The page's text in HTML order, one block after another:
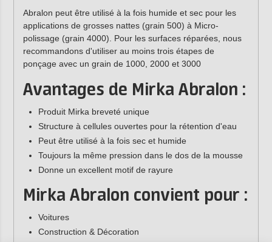
Abralon peut être utilisé à la fois humide et sec pour les
applications de grosses nattes (grain 500) à Micro-
polissage (grain 4000). Pour les surfaces réparées, nous
recommandons d'utiliser au moins trois étapes de
ponçage avec un grain de 1000, 2000 et 3000
Avantages de Mirka Abralon :
Produit Mirka breveté unique
Structure à cellules ouvertes pour la rétention d'eau
Peut être utilisé à la fois sec et humide
Toujours la même pression dans le dos de la mousse
Donne un excellent motif de rayure
Mirka Abralon convient pour :
Voitures
Construction & Décoration